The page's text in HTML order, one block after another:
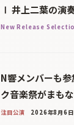
Ⅰ 井上二葉の演
New Release
N響メンバーも
ク音楽祭がまも
注目公演 2026年8月6日